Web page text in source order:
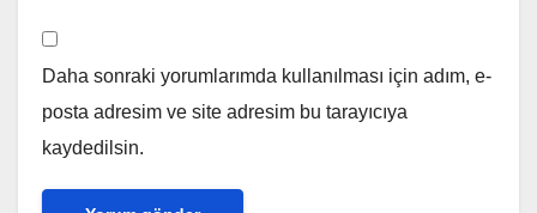
Daha sonraki yorumlarımda kullanılması için adım, e-
posta adresim ve site adresim bu tarayıcıya
kaydedilsin.